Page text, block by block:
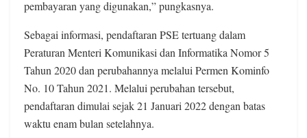
pembayaran yang digunakan,” pungkasnya.
Sebagai informasi, pendaftaran PSE tertuang dalam
Peraturan Menteri Komunikasi dan Informatika Nomor 5
Tahun 2020 dan perubahannya melalui Permen Kominfo
No. 10 Tahun 2021. Melalui perubahan tersebut,
pendaftaran dimulai sejak 21 Januari 2022 dengan batas
waktu enam bulan setelahnya.